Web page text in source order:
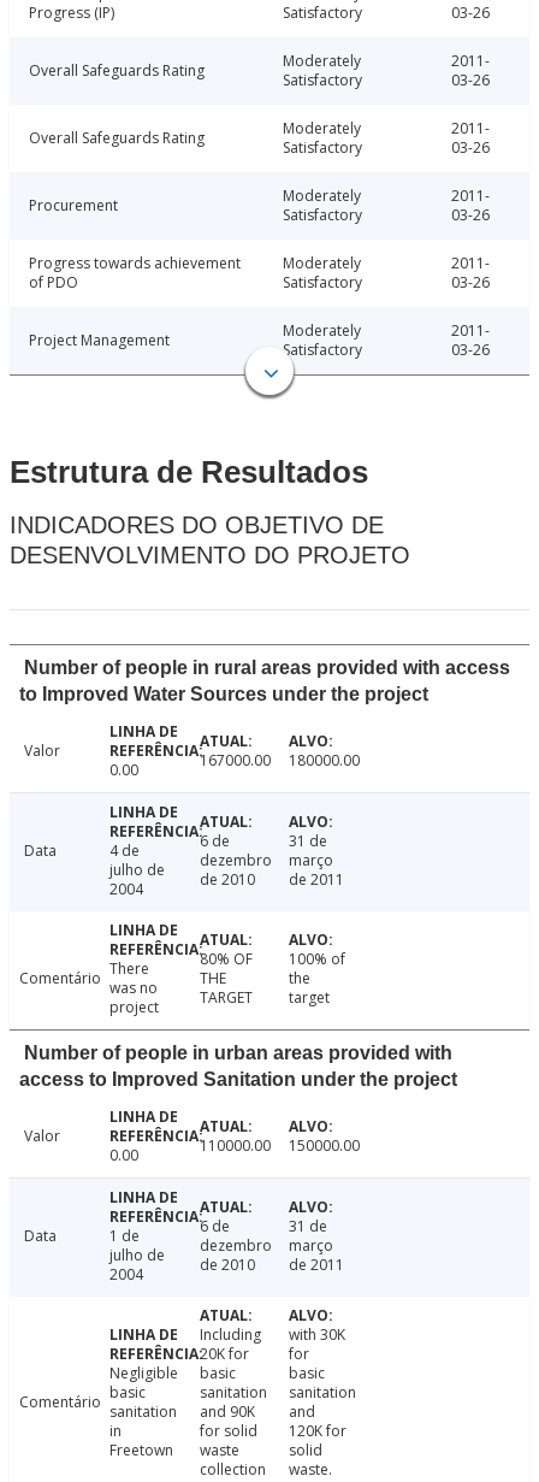
Progress (IP)
Satisfactory
03-26
Overall Safeguards Rating
Moderately
Satisfactory
2011-
03-26
Overall Safeguards Rating
Moderately
Satisfactory
2011-
03-26
Procurement
Moderately
Satisfactory
2011-
03-26
Progress towards achievement
of PDO
Moderately
Satisfactory
2011-
03-26
Project Management
Moderately
Satisfactory
2011-
03-26
Estrutura de Resultados
INDICADORES DO OBJETIVO DE
DESENVOLVIMENTO DO PROJETO
Number of people in rural areas provided with access
to Improved Water Sources under the project
Valor
0.00
167000.00 180000.00
Data
4 de
julho de
2004
6 de
dezembro
de 2010
31 de
março
de 2011
Comentário There
was no
project
80% OF
THE
TARGET
100% of
the
target
Number of people in urban areas provided with
access to Improved Sanitation under the project
Valor
0.00
110000.00 150000.00
Data
1 de
julho de
2004
6 de
dezembro
de 2010
31 de
março
de 2011
Comentário
Negligible
basic
sanitation
in
Freetown
Including
20K for
basic
sanitation
and 90K
for solid
waste
collection
with 30K
for
basic
sanitation
and
120K for
solid
waste.